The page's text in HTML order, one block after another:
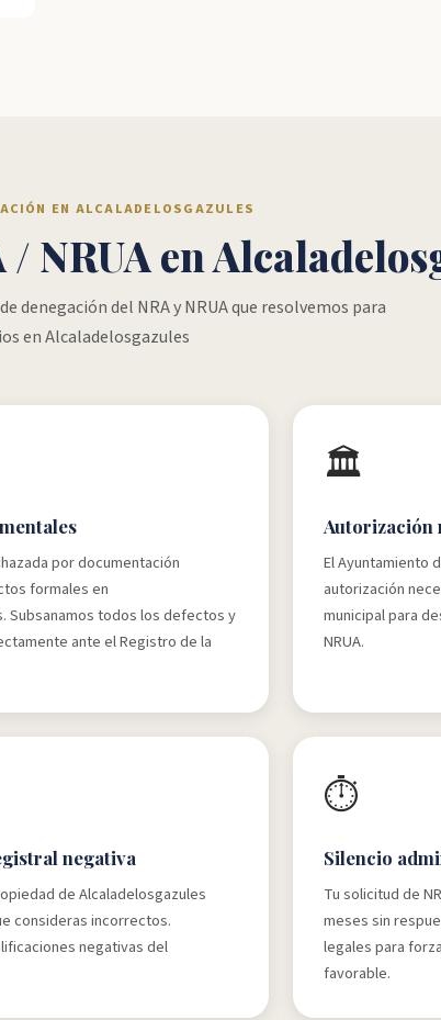
EN ALCALADELOSGAZULES
NRUA en
denegación del NRA y NRUA que resolvemos para
en Alcaladelosgazules
por documentación
formales en
Subsanamos todos los defectos y
ante el Registro de la
🏛️
Autorización
El Ayuntamiento
autorización
municipal para
NRUA.
negativa
de Alcaladelosgazules
consideras incorrectos.
negativas del
⏱️
Silencio
Tu solicitud de
meses sin
legales para
favorable.